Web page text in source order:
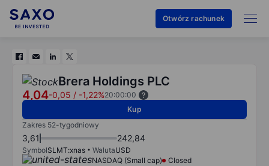
Otwórz rachunek
Brera Holdings PLC
4,04-0,05 / -1,22%20:00:00
Kup
Zakres 52-tygodniowy
3,61 242,84
SymbolSLMT:xnas WalutaUSD
NASDAQ (Small cap)
Closed